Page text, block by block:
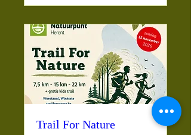
Trail For Nature